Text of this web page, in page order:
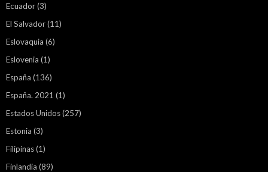
Ecuador(3)
El Salvador(11)
Eslovaquia (6)
Eslovenia (1)
España (136)
España. 2021 (1)
Estados Unidos(257)
Estonia (3)
Filipinas(1)
Finlandia (89)